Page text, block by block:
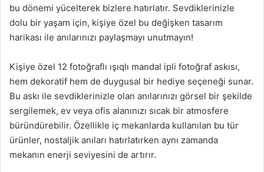
bu dönemi yücelterek bizlere hatırlatır. Sevdiklerinizle
dolu bir yaşam için, kişiye özel bu değişken tasarım
harikası ile anılarınızı paylaşmayı unutmayın!
Kişiye özel 12 fotoğraflı ışıqlı mandal ipli fotoğraf askısı,
hem dekoratif hem de duygusal bir hediye seçeneği sunar.
Bu askı ile sevdiklerinizle olan anılarınızı görsel bir şekilde
sergilemek, ev veya ofis alanınızı sıcak bir atmosfere
büründürebilir. Özellikle iç mekanlarda kullanılan bu tür
ürünler, nostaljik anıları hatırlatırken aynı zamanda
mekanın enerji seviyesini de artırır.